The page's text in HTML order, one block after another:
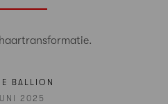
BALLION
2025